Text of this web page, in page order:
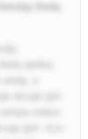
žiedų